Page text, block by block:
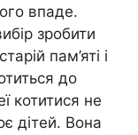
впаде.
зробити
пам’яті і
до
котитися не
дітей. Вона